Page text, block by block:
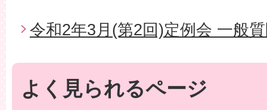
令和2年3月(第2回)定例会 一般
よく見られるページ